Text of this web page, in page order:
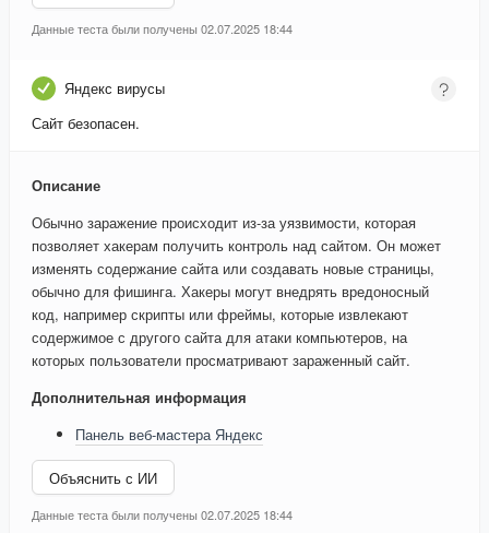
Данные теста были получены 02.07.2025 18:44
Яндекс вирусы
Сайт безопасен.
Описание
Обычно заражение происходит из-за уязвимости, которая
позволяет хакерам получить контроль над сайтом. Он может
изменять содержание сайта или создавать новые страницы,
обычно для фишинга. Хакеры могут внедрять вредоносный
код, например скрипты или фреймы, которые извлекают
содержимое с другого сайта для атаки компьютеров, на
которых пользователи просматривают зараженный сайт.
Дополнительная информация
Панель веб-мастера Яндекс
Объяснить с ИИ
Данные теста были получены 02.07.2025 18:44